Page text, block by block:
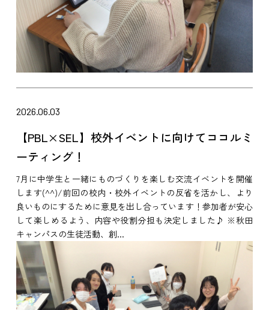
2026.06.03
【PBL×SEL】校外イベントに向けてココルミ
ーティング！
7月に中学生と一緒にものづくりを楽しむ交流イベントを開催
します(^^)/前回の校内・校外イベントの反省を活かし、より
良いものにするために意見を出し合っています！参加者が安心
して楽しめるよう、内容や役割分担も決定しました♪ ※秋田
キャンパスの生徒活動、創...